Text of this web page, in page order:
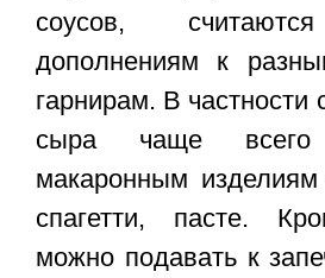
соусов,
дополнениям к
гарнирам. В частности
сыра чаще
макаронным
спагетти, пасте.
можно подавать к